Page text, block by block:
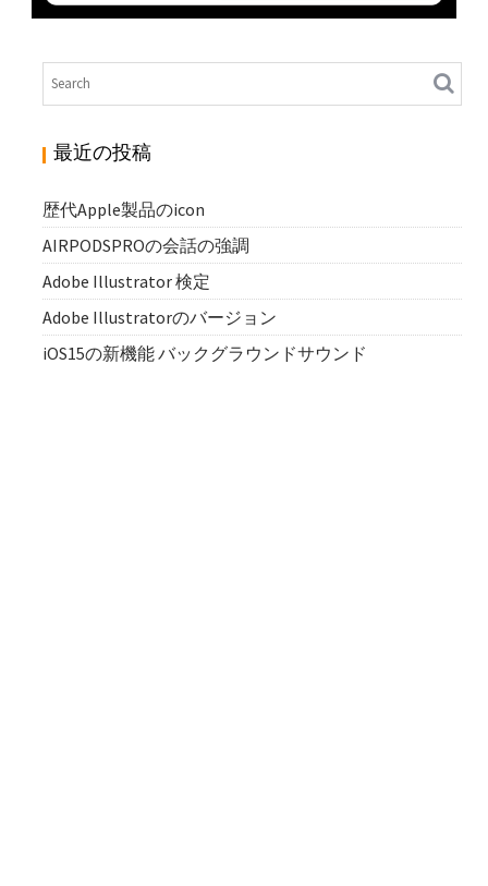
ADOBE ILLUSTRATOR 検定
N
最近の投稿
歴代Apple製品のicon
AIRPODSPROの会話の強調
Adobe Illustrator 検定
Adobe Illustratorのバージョン
iOS15の新機能 バックグラウンドサウンド